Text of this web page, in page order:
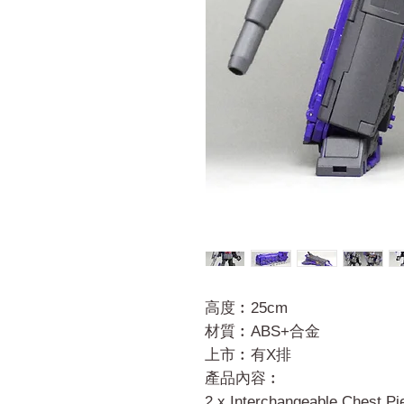
高度︰25cm
材質︰ABS+合金
上市︰有X排
產品內容︰